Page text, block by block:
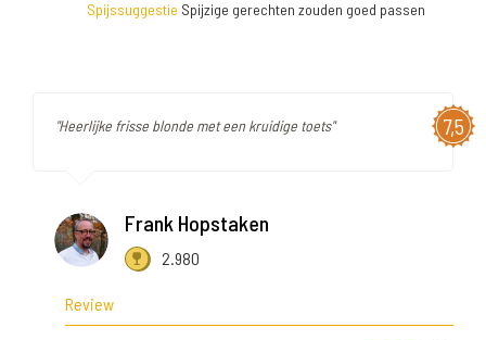
Spijssuggestie Spijzige gerechten zouden goed passen
7,5
"Heerlijke frisse blonde met een kruidige toets"
Frank Hopstaken
2.980
Review